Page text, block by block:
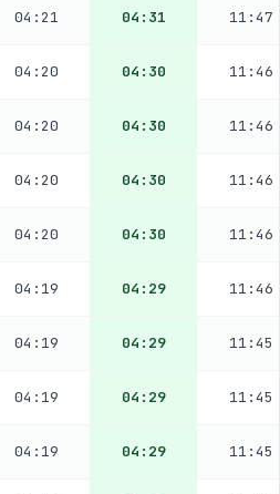
04:21 04:31 11:47
04:20 04:30 11:46
04:20 04:30 11:46
04:20 04:30 11:46
04:20 04:30 11:46
04:19 04:29 11:46
04:19 04:29 11:45
04:19 04:29 11:45
04:19 04:29 11:45